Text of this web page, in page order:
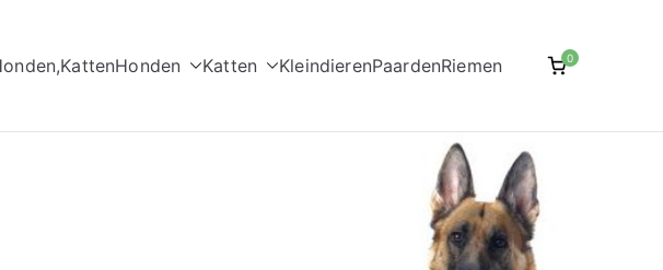
Honden Katten KleindierenPaardenRiemen 0